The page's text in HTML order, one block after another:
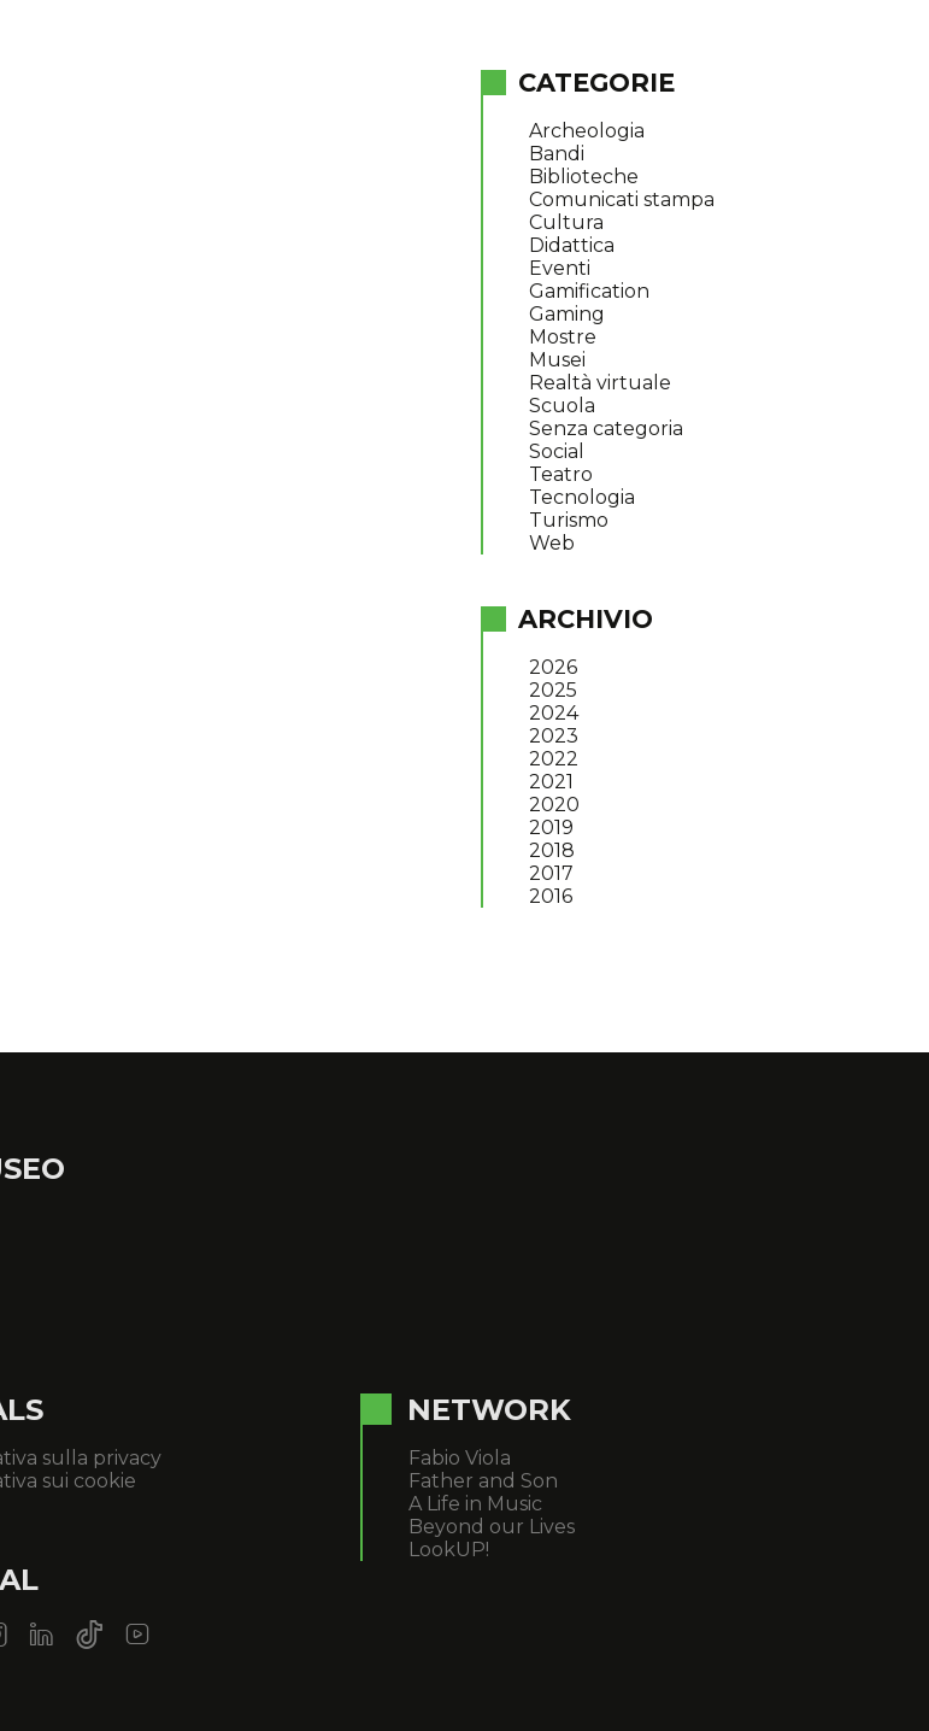
CATEGORIE
Archeologia
Bandi
Biblioteche
Comunicati stampa
Cultura
Didattica
Eventi
Gamification
Gaming
Mostre
Musei
Realtà virtuale
Scuola
Senza categoria
Social
Teatro
Tecnologia
Turismo
Web
ARCHIVIO
2026
2025
2024
2023
2022
2021
2020
2019
2018
2017
2016
sulla privacy
sui cookie
NETWORK
Fabio Viola
Father and Son
A Life in Music
Beyond our Lives
LookUP!